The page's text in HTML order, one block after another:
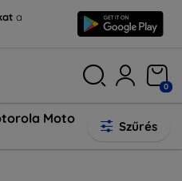
a
0
Moto
Szűrés